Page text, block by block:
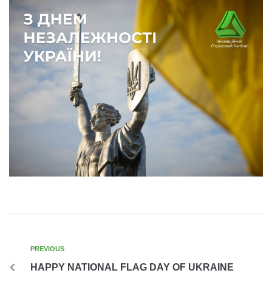
PREVIOUS
HAPPY NATIONAL FLAG DAY OF UKRAINE